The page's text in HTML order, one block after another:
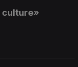
culture»